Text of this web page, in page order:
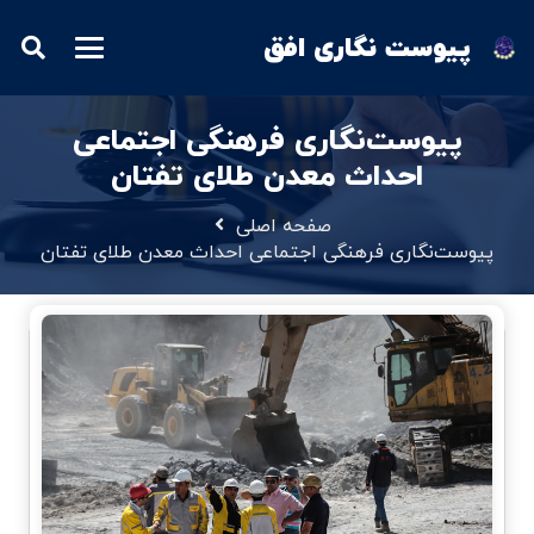
پیوست نگاری افق
پیوست‌نگاری فرهنگی اجتماعی
احداث معدن طلای تفتان
صفحه اصلی
پیوست‌نگاری فرهنگی اجتماعی احداث معدن طلای تفتان